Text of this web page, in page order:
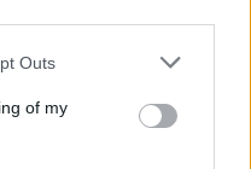
one or more Google
You may click to
its third-party tags to
in below Google
Outs
of my